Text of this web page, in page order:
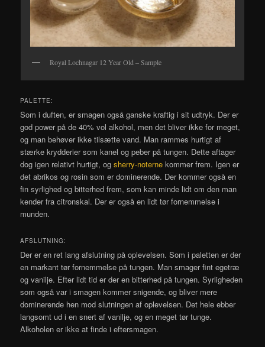
Royal Lochnagar 12 Year Old – Sample
PALETTE:
Som i duften, er smagen også ganske kraftig i sit udtryk. Der er
god power på de 40% vol alkohol, men det bliver ikke for meget,
og man behøver ikke tilsætte vand. Man rammes hurtigt af
stærke krydderier som kanel og peber på tungen. Dette aftager
dog igen relativt hurtigt, ogsherry-noterne kommer frem. Igen er
det abrikos og rosin som er dominerende. Der kommer også en
fin syrlighed og bitterhed frem, som kan minde lidt om den man
kender fra citronskal. Der er også en lidt tør fornemmelse i
munden.
AFSLUTNING:
Der er en ret lang afslutning på oplevelsen. Som i paletten er der
en markant tør fornemmelse på tungen. Man smager fint egetræ
og vanilje. Efter lidt tid er der en bitterhed på tungen. Syrligheden
som også var i smagen kommer snigende, og bliver mere
dominerende hen mod slutningen af oplevelsen. Det hele ebber
langsomt ud i en snert af vanilje, og en meget tør tunge.
Alkoholen er ikke at finde i eftersmagen.